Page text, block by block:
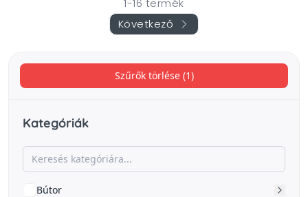
Szűrők törlése (1)
Kategóriák
Bútor
1-16 termék
Következő